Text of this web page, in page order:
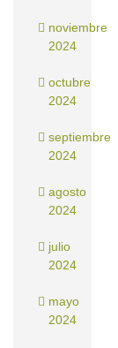
noviembre
2024
octubre
2024
septiembre
2024
agosto
2024
julio
2024
mayo
2024